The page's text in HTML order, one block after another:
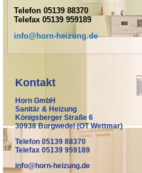
Telefon 05139 88370
Telefax 05139 959189
info@horn-heizung.de
Kontakt
Horn GmbH
Sanitär & Heizung
Königsberger Straße 6
30938 Burgwedel (OT Wettmar)
Telefon 05139 88370
Telefax 05139 959189
info@horn-heizung.de